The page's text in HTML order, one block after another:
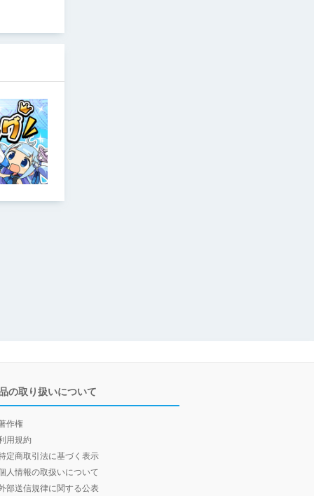
の取り扱いについて
作権
用規約
定商取引法に基づく表示
人情報の取扱いについて
部送信規律に関する公表